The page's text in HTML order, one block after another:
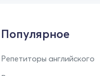
Популярное
Репетиторы английского